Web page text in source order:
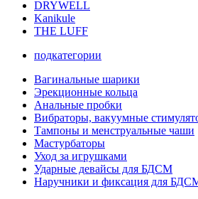
DRYWELL
Kanikule
THE LUFF
подкатегории
Вагинальные шарики
Эрекционные кольца
Анальные пробки
Вибраторы, вакуумные
Тампоны и менструальные чаши
Мастурбаторы
Уход за игрушками
Ударные девайсы для БДСМ
Наручники и фиксация для